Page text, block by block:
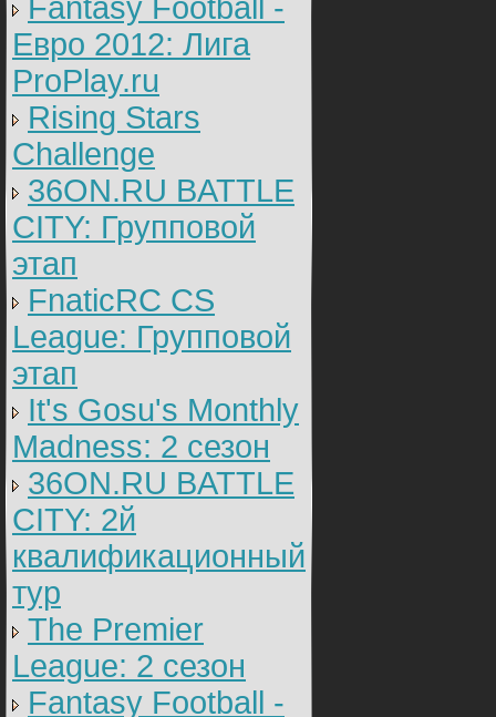
Fantasy Football -
Евро 2012: Лига
ProPlay.ru
Rising Stars
Challenge
36ON.RU BATTLE
CITY: Групповой
этап
FnaticRC CS
League: Групповой
этап
It's Gosu's Monthly
Madness: 2 сезон
36ON.RU BATTLE
CITY: 2й
квалификационный
тур
The Premier
League: 2 cезон
Fantasy Football -